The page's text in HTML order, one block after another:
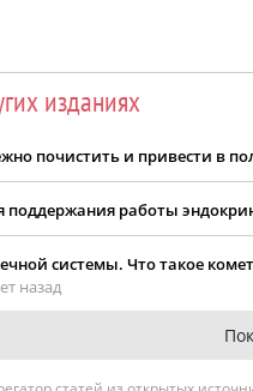
изданиях
почистить и привести в
поддержания работы
системы. Что такое
назад